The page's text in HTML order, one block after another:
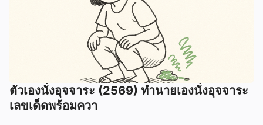
ตัวเองนั่งอุจจาระ (2569) ทํานายเองนั่งอุจจาระ
เลขเด็ดพร้อมควา